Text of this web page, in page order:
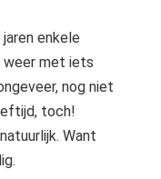
enkele
weer met iets
nog niet
toch!
Want